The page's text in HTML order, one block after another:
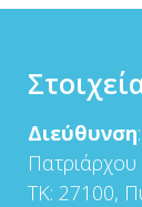
Διεύθυνση:
ΤΚ: 27100,